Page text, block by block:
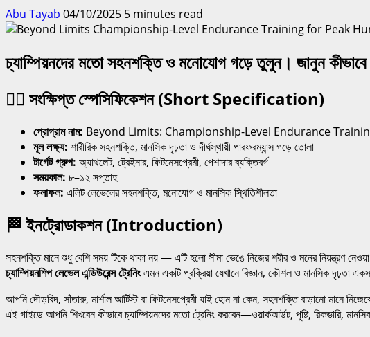
Abu Tayab 04/10/2025 5 minutes read
চ্যাম্পিয়নদের মতো সহনশক্তি ও মনোযোগ গড়ে তুলুন। জানুন কীভাবে
🏋️‍♂️ সংক্ষিপ্ত স্পেসিফিকেশন (Short Specification)
প্রোগ্রাম নাম: Beyond Limits: Championship-Level Endurance
মূল লক্ষ্য: শারীরিক সহনশক্তি, মানসিক দৃঢ়তা ও দীর্ঘস্থায়ী পারফরম্যান্স গড়ে তোলা
টার্গেট গ্রুপ: অ্যাথলেট, ট্রেইনার, ফিটনেসপ্রেমী, পেশাদার ব্যক্তিবর্গ
সময়কাল: ৮–১২ সপ্তাহ
ফলাফল: এলিট লেভেলের সহনশক্তি, মনোযোগ ও মানসিক স্থিতিশীলতা
🏁ইনট্রোডাকশন (Introduction)
সহনশক্তি মানে শুধু বেশি সময় টিকে থাকা নয় — এটি হলো সীমা ভেঙে নিজের শরীর ও মনের নিয়ন্ত্রণ
চ্যাম্পিয়নশিপ লেভেল এন্ডিউরেন্স ট্রেনিংএমন একটি প্রক্রিয়া যেখানে বিজ্ঞান, কৌশল ও মানসিক দৃঢ়তা
আপনি দৌড়বিদ, সাঁতারু, মার্শাল আর্টিস্ট বা ফিটনেসপ্রেমী যাই হোন না কেন, সহনশক্তি বাড়ানো মানে
এই গাইডে আপনি শিখবেন কীভাবে চ্যাম্পিয়নদের মতো ট্রেনিং করবেন—ওয়ার্কআউট, পুষ্টি, রিকভারি,